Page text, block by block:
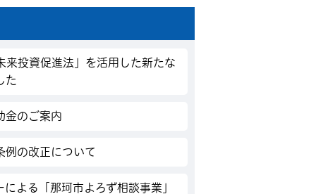
来投資促進法」を活用した新たな
た
金のご案内
例の改正について
よる「那珂市よろず相談事業」